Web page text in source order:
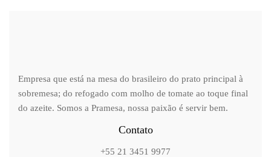
Empresa que está na mesa do brasileiro do prato principal à
sobremesa; do refogado com molho de tomate ao toque final
do azeite. Somos a Pramesa, nossa paixão é servir bem.
Contato
+55 21 3451 9977